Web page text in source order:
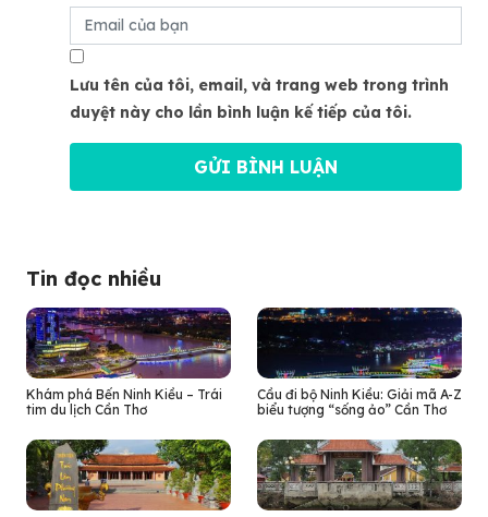
Lưu tên của tôi, email, và trang web trong trình
duyệt này cho lần bình luận kế tiếp của tôi.
Tin đọc nhiều
Khám phá Bến Ninh Kiều – Trái
tim du lịch Cần Thơ
Cầu đi bộ Ninh Kiều: Giải mã A-Z
biểu tượng “sống ảo” Cần Thơ